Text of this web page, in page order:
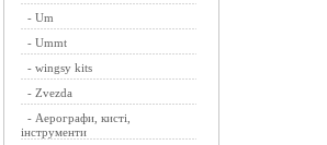
- Um
- Ummt
- wingsy kits
- Zvezda
- Аерографи, кисті,
інструменти